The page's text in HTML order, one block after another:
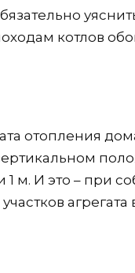
котлов
отопления
1 м. И это – при
агрегата